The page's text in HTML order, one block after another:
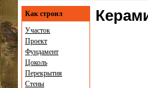
Как строил
Участок
Проект
Фундамент
Цоколь
Перекрытия
Стены